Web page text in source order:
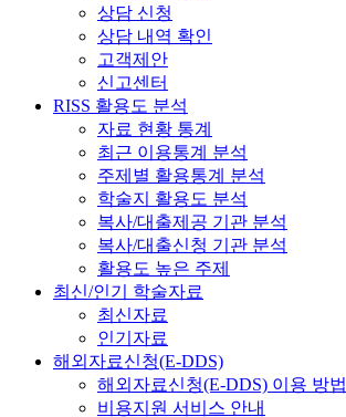
상담 신청
상담 내역 확인
고객제안
신고센터
RISS 활용도 분석
자료 현황 통계
최근 이용통계 분석
주제별 활용통계 분석
학술지 활용도 분석
복사/대출제공 기관 분석
복사/대출신청 기관 분석
활용도 높은 주제
최신/인기 학술자료
최신자료
인기자료
해외자료신청(E-DDS)
해외자료신청(E-DDS) 이용 방법
비용지원 서비스 안내